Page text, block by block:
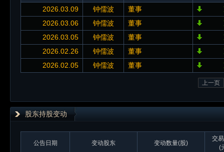
2026.03.09 钟儒波 董事
2026.03.06
钟儒波 董事
2026.03.05
钟儒波 董事
2026.02.26
钟儒波 董事
2026.02.05
钟儒波 董事
上一页
股东持股变动
公告日期 变动股东 变动数量(股)
交
(